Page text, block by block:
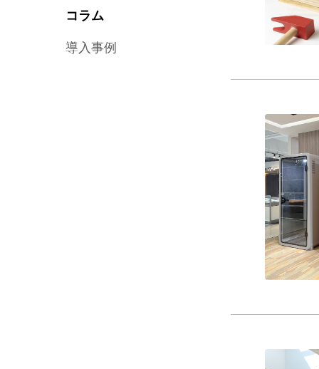
コラム
導入事例